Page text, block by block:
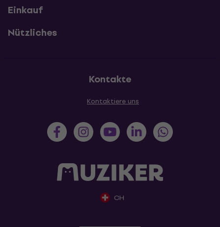
Einkauf
Nützliches
Kontakte
Kontaktiere uns
CH